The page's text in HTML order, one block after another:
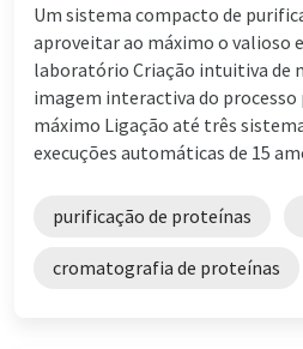
Um sistema compacto de
aproveitar ao máximo o valioso
laboratório Criação intuitiva de
imagem interactiva do
máximo Ligação até três
execuções automáticas de 15
purificação de proteínas
cromatografia de proteínas